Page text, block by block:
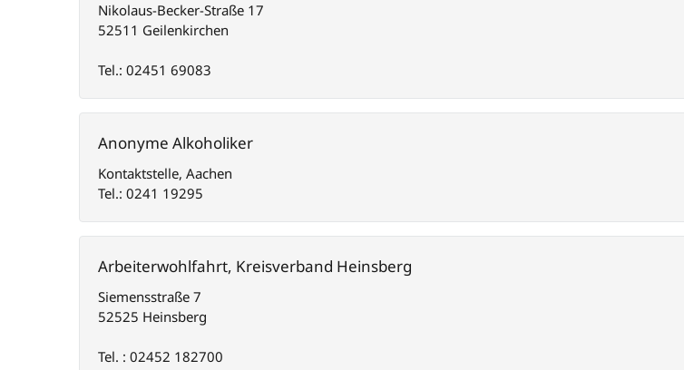
Nikolaus-Becker-Straße 17
52511 Geilenkirchen
Tel.: 02451 69083
Anonyme Alkoholiker
Kontaktstelle, Aachen
Tel.: 0241 19295
Arbeiterwohlfahrt, Kreisverband Heinsberg
Siemensstraße 7
52525 Heinsberg
Tel. : 02452 182700